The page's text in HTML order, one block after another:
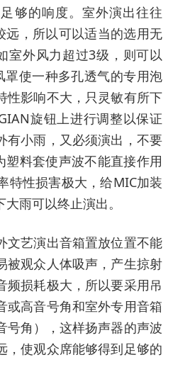
够的响度。室外演出往往
远，所以可以适当的选用无
室外风力超过3级，则可以
使一种多孔透气的专用泡
性影响不大，只灵敏有所下
旋钮上进行调整以保证
有小雨，又必须演出，不要
料套使声波不能直接作用
特性损害极大，给MIC加装
雨可以终止演出。
文艺演出音箱置放位置不能
被观众人体吸声，产生掠射
频损耗极大，所以要采用吊
或高音号角和室外专用音箱
号角），这样扬声器的声波
，使观众席能够得到足够的